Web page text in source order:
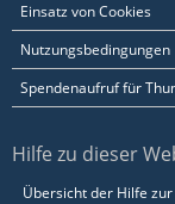
Einsatz von Cookies
Nutzungsbedingungen
Spendenaufruf für
Hilfe zu dieser
Übersicht der Hilfe